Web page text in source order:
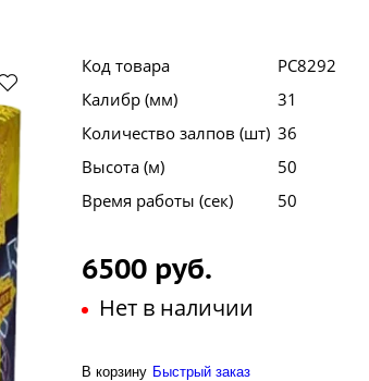
Код товара
РС8292
Калибр (мм)
31
Количество залпов (шт) 36
Высота (м)
50
Время работы (сек)
50
6500 руб.
Нет в наличии
В корзину Быстрый заказ